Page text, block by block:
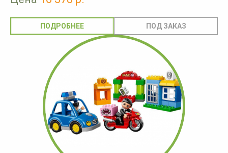
ПОДРОБНЕЕ